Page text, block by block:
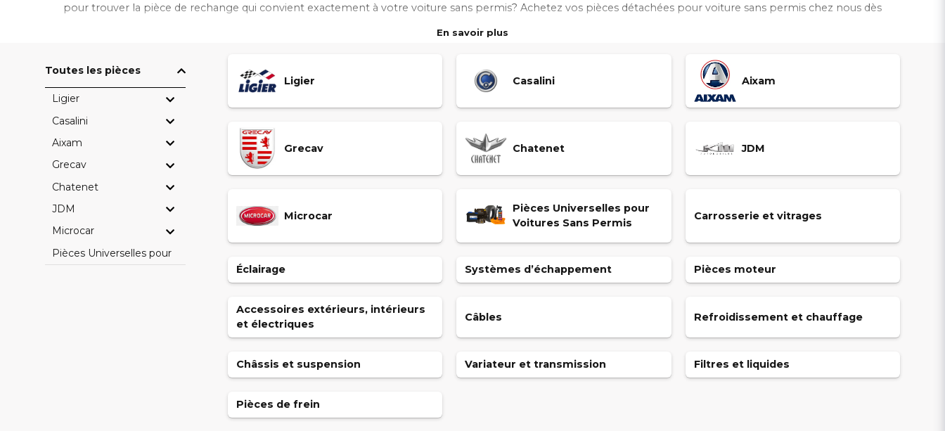
pour trouver la pièce de rechange qui convient exactement à votre voiture sans permis? Achetez vos pièces détachées pour voiture sans permis chez nous dès
En savoir plus
Toutes les pièces
Ligier
Casalini
Aixam
Grecav
Chatenet
JDM
Microcar
Pièces Universelles pour Voitures Sans Permis
Ligier Casalini Aixam
Grecav Chatenet JDM
Microcar
Pièces Universelles pour
Voitures Sans Permis
Carrosserie et vitrages
Éclairage Systèmes d’échappement Pièces moteur
Accessoires extérieurs, intérieurs
et électriques
Câbles Refroidissement et chauffage
Châssis et suspension Variateur et transmission Filtres et liquides
Pièces de frein